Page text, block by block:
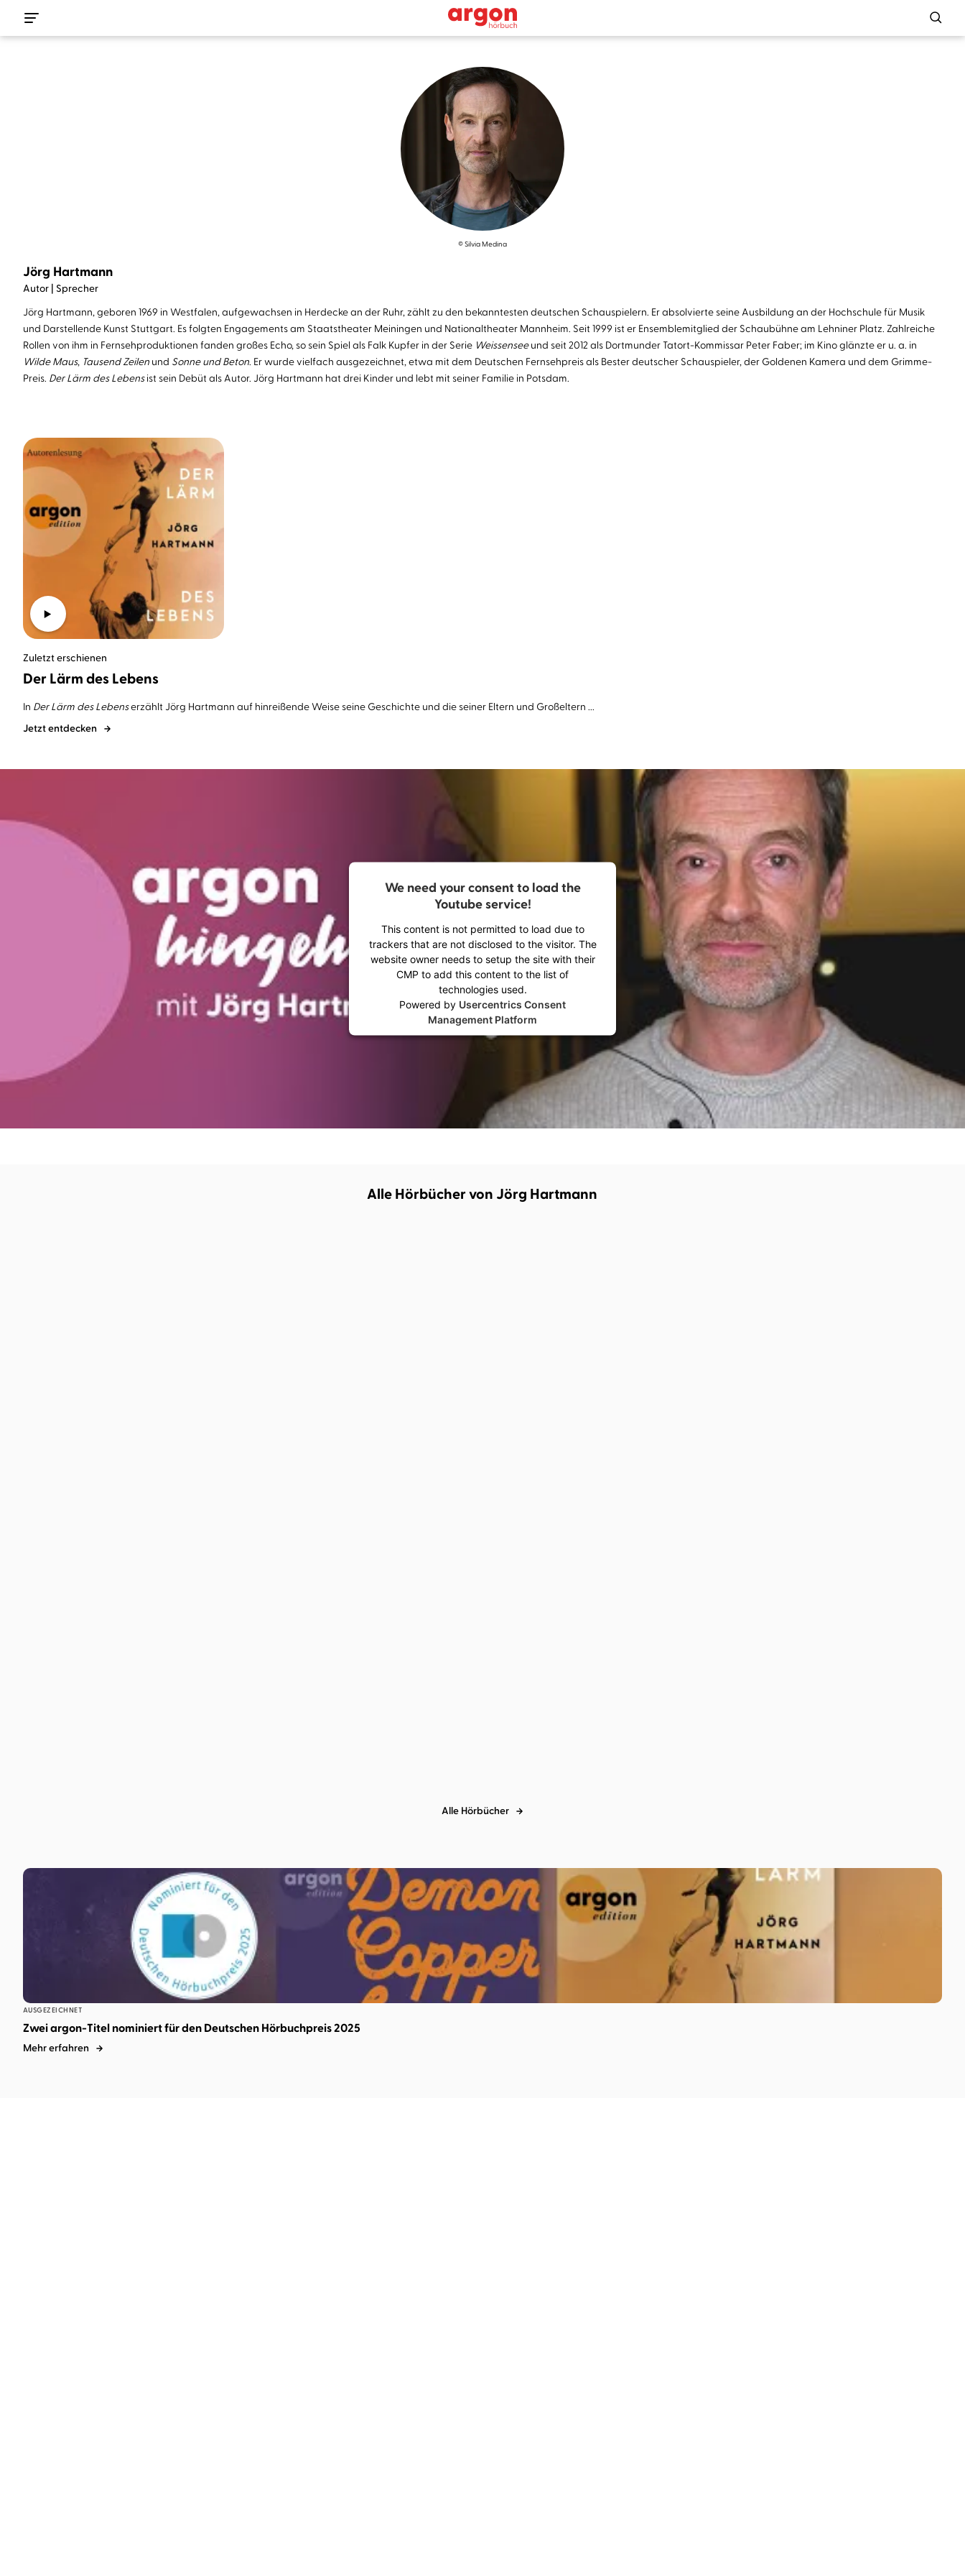
© Silvia Medina
Jörg Hartmann
Autor | Sprecher
Jörg Hartmann, geboren 1969 in Westfalen, aufgewachsen in Herdecke an der Ruhr, zählt zu den bekanntesten deutschen Schauspielern. Er absolvierte seine Ausbildung an der Hochschule für Musik
und Darstellende Kunst Stuttgart. Es folgten Engagements am Staatstheater Meiningen und Nationaltheater Mannheim. Seit 1999 ist er Ensemblemitglied der Schaubühne am Lehniner Platz. Zahlreiche
Rollen von ihm in Fernsehproduktionen fanden großes Echo, so sein Spiel als Falk Kupfer in der Serie Weissenseeund seit 2012 als Dortmunder Tatort-Kommissar Peter Faber; im Kino glänzte er u. a. in
Wilde Maus, Tausend Zeilenund Sonne und Beton. Er wurde vielfach ausgezeichnet, etwa mit dem Deutschen Fernsehpreis als Bester deutscher Schauspieler, der Goldenen Kamera und dem Grimme-
Preis. Der Lärm des Lebensist sein Debüt als Autor. Jörg Hartmann hat drei Kinder und lebt mit seiner Familie in Potsdam.
Zuletzt erschienen
Der Lärm des Lebens
In Der Lärm des Lebenserzählt Jörg Hartmann auf hinreißende Weise seine Geschichte und die seiner Eltern und Großeltern ...
Jetzt entdecken
We need your consent to load the
Youtube service!
This content is not permitted to load due to
trackers that are not disclosed to the visitor. The
website owner needs to setup the site with their
CMP to add this content to the list of
technologies used.
Powered by Usercentrics Consent
Management Platform
Alle Hörbücher von Jörg Hartmann
Alle Hörbücher
AUSGEZEICHNET
Zwei argon-Titel nominiert für den Deutschen Hörbuchpreis 2025
Mehr erfahren